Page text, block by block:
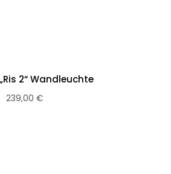
„Ris 2“ Wandleuchte
239,00 €